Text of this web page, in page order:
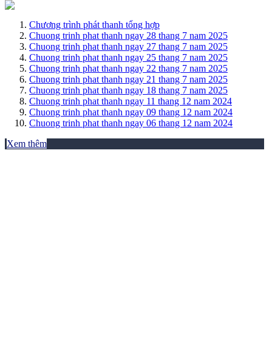
Chương trình phát thanh tổng hợp
Chuong trinh phat thanh ngay 28 thang 7 nam 2025
Chuong trinh phat thanh ngay 27 thang 7 nam 2025
Chuong trinh phat thanh ngay 25 thang 7 nam 2025
Chuong trinh phat thanh ngay 22 thang 7 nam 2025
Chuong trinh phat thanh ngay 21 thang 7 nam 2025
Chuong trinh phat thanh ngay 18 thang 7 nam 2025
Chuong trinh phat thanh ngay 11 thang 12 nam 2024
Chuong trinh phat thanh ngay 09 thang 12 nam 2024
Chuong trinh phat thanh ngay 06 thang 12 nam 2024
Xem thêm